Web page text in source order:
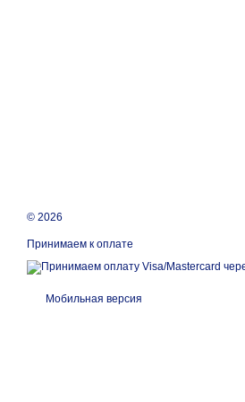
© 2026
Принимаем к оплате
Мобильная версия